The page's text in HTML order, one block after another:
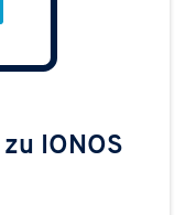
IONOS